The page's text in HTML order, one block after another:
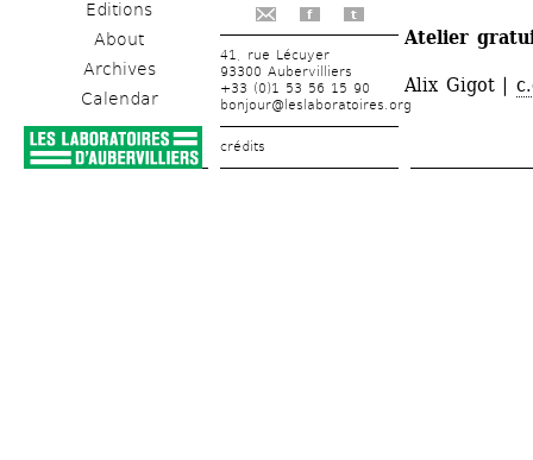
Editions
About
Archives
Calendar
f t
41, rue Lécuyer
93300 Aubervilliers
+33 (0)1 53 56 15 90
bonjour@leslaboratoires.org
crédits
Atelier
Alix Gigot |